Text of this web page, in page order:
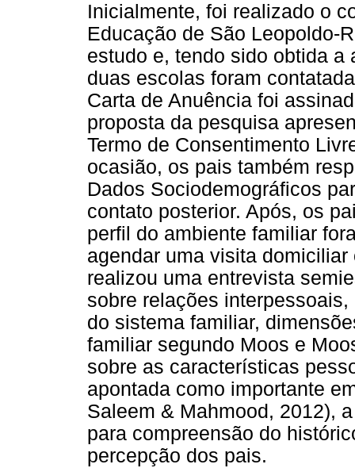
Inicialmente, foi realizado o
Educação de São Leopoldo-
estudo e, tendo sido obtida
duas escolas foram
Carta de Anuência foi
proposta da pesquisa
Termo de Consentimento
ocasião, os pais também
Dados Sociodemográficos
contato posterior. Após, os
perfil do ambiente familiar
agendar uma visita
realizou uma entrevista
sobre relações
do sistema familiar,
familiar segundo Moos e
sobre as características
apontada como importante
Saleem & Mahmood, 2012),
para compreensão do
percepção dos pais.